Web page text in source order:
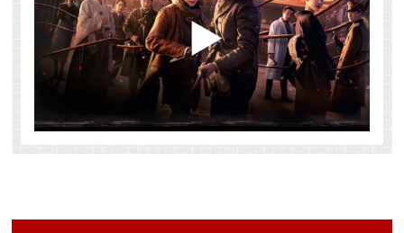
[useyourdrive mode=”files”